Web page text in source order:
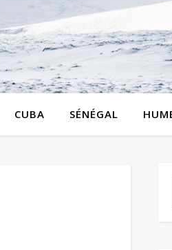
CUBA SÉNÉGAL